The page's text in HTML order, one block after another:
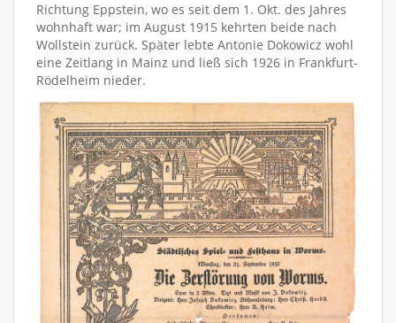
Richtung Eppstein, wo es seit dem 1. Okt. des Jahres
wohnhaft war; im August 1915 kehrten beide nach
Wollstein zurück. Später lebte Antonie Dokowicz wohl
eine Zeitlang in Mainz und ließ sich 1926 in Frankfurt-
Rödelheim nieder.